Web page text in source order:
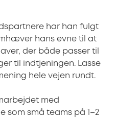
har han fulgt
hans evne til at
der både passer til
til indtjeningen. Lasse
hele vejen rundt.
med
som små teams på 1–2